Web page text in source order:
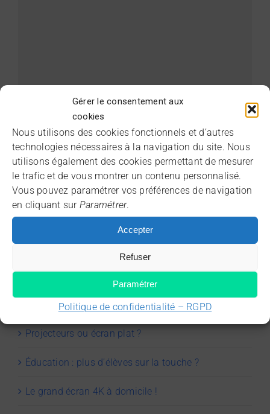
Gérer le consentement aux
cookies
Nous utilisons des cookies fonctionnels et d’autres
technologies nécessaires à la navigation du site. Nous
utilisons également des cookies permettant de mesurer
le trafic et de vous montrer un contenu personnalisé.
Vous pouvez paramétrer vos préférences de navigation
en cliquant sur Paramétrer.
Accepter
Refuser
Paramétrer
Politique de confidentialité – RGPD
Epson le leader mondial des
projecteurs
4 février 2022 | Categories: Ecran de projection,Home
cinéma,Projecteurs interactifs | Tags:3LCD ,Marché des
projecteurs,Qualité d'image optimale
Epson, la marque leader mondiale de
projecteurs, célèbre ses 20 ans en tant que
premier fabricant mondial de projecteurs.[...]
Articles récents
Projecteurs ou écran plat ?
Éducation : plus d’élèves sur la touche ?
Le grand écran 4K à domicile !